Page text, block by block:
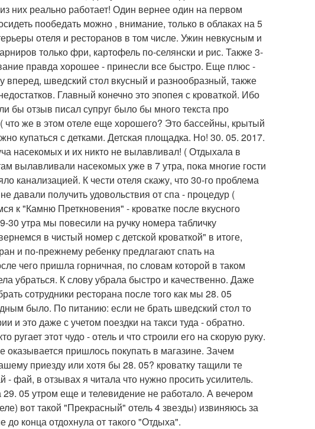
них реально работает! Один вернее один на первом
пообедать можно , внимание, только в облаках на 5
отеля и ресторанов в том числе. Ужин невкусным и
только фри, картофель по-селянски и рис. Также 3-
правда хорошее - принесли все быстро. Еще плюс -
вперед, шведский стол вкусный и разнообразный, также
Главный конечно это эпопея с кроваткой. Ибо
бы отзыв писал супруг было бы много текста про
что же в этом отеле еще хорошего? Это бассейны, крытый
купаться с детками. Детская площадка. Но! 30. 05. 2017.
насекомых и их никто не вылавливал! ( Отдыхала в
вылавливали насекомых уже в 7 утра, пока многие гости
канализацией. К чести отеля скажу, что 30-го проблема
давали получить удовольствия от спа - процедур (
к "Камню Преткновения" - кроватке после вкусного
30 утра мы повесили на ручку номера табличку
в чистый номер с детской кроваткой" в итоге,
и по-прежнему ребенку предлагают спать на
чего пришла горничная, по словам которой в таком
убраться. К слову убрала быстро и качественно. Даже
сотрудники ресторана после того как мы 28. 05
было. По питанию: если не брать шведский стол то
и это даже с учетом поездки на такси туда - обратно.
этот чудо - отель и что строили его на скорую руку.
оказывается пришлось покупать в магазине. Зачем
приезду или хотя бы 28. 05? кроватку тащили те
в отзывах я читала что нужно просить усилитель.
29. 05 утром еще и телевидение не работало. А вечером
вот такой "Прекрасный" отель 4 звезды) извиняюсь за
конца отдохнула от такого "Отдыха".